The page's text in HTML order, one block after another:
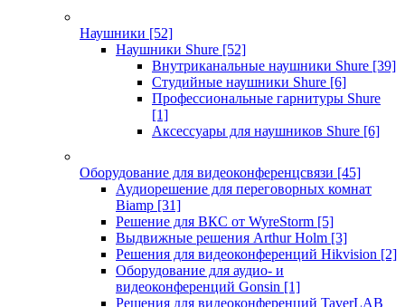
Наушники [52]
Наушники Shure [52]
Внутриканальные наушники Shure [39]
Студийные наушники Shure [6]
Профессиональные гарнитуры Shure
[1]
Аксессуары для наушников Shure [6]
Оборудование для видеоконференцсвязи [45]
Аудиорешение для переговорных комнат
Biamp [31]
Решение для ВКС от WyreStorm [5]
Выдвижные решения Arthur Holm [3]
Решения для видеоконференций Hikvision [2]
Оборудование для аудио- и
видеоконференций Gonsin [1]
Решения для видеоконференций TaverLAB